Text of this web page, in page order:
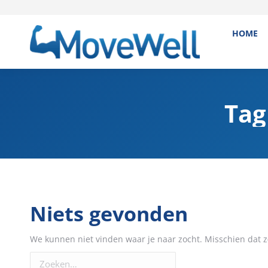
HOME
Niets gevonden
We kunnen niet vinden waar je naar zocht. Misschien dat
Zoeken: